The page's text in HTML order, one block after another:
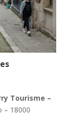
Tourisme –
– 18000